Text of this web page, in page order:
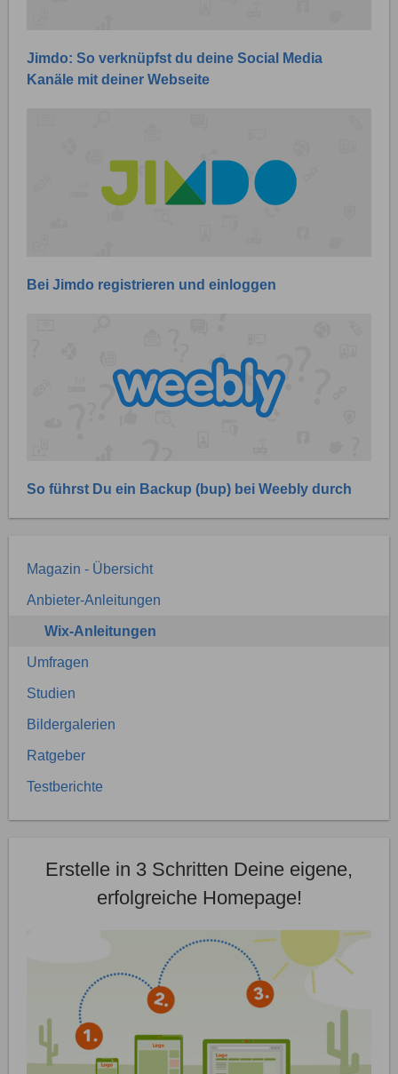
Jimdo: So verknüpfst du deine Social Media
Kanäle mit deiner Webseite
Bei Jimdo registrieren und einloggen
So führst Du ein Backup (bup) bei Weebly durch
Magazin - Übersicht
Anbieter-Anleitungen
Wix-Anleitungen
Umfragen
Studien
Bildergalerien
Ratgeber
Testberichte
Erstelle in 3 Schritten Deine eigene,
erfolgreiche Homepage!